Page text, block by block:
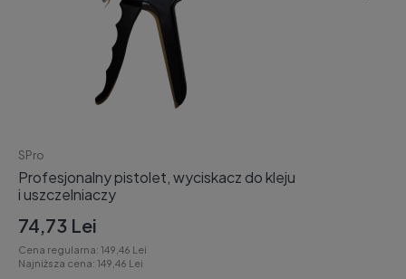
SPro
Profesjonalny pistolet, wyciskacz do kleju
i uszczelniaczy
74,73 Lei
Cena regularna: 149,46 Lei
Najniższa cena: 149,46 Lei